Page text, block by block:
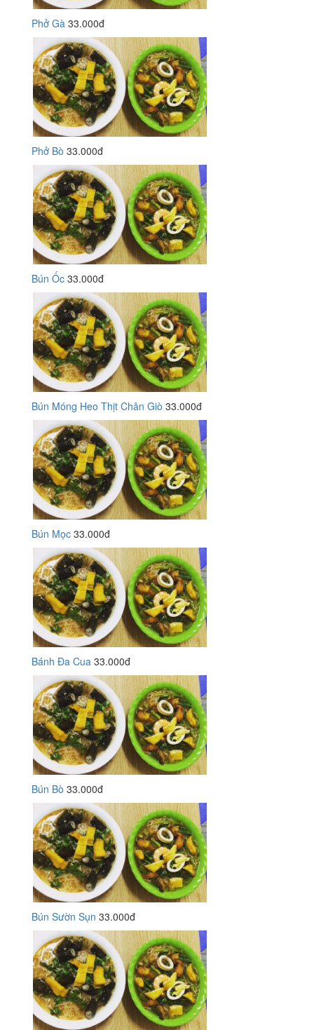
Phở Gà 33.000đ
Phở Bò 33.000đ
Bún Ốc 33.000đ
Bún Móng Heo Thịt Chân Giò 33.000đ
Bún Mọc 33.000đ
Bánh Đa Cua 33.000đ
Bún Bò 33.000đ
Bún Sườn Sụn 33.000đ